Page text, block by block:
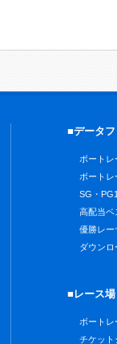
■データ
ボート
ボートレ
SG・
高配当ベ
優勝レー
ダウンロ
■レース
ボートレ
チケット